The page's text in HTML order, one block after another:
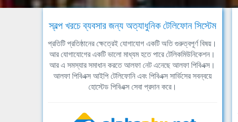
স্বল্প খরচে ব্যবসার জন্য অত্যাধুনিক টেলিফোন সিস্টেম
প্রতিটি প্রতিষ্ঠানের ক্ষেত্রেই যোগাযোগ একটি অতি গুরুত্বপূর্ণ বিষয়।
আর যোগাযোগের একটি ভালো মাধ্যম হতে পারে টেলিকমিউনিকেশন।
আর এ সমস্যার সমাধান করতে আলফা নেট এনেছে আলফা পিবিএক্স।
আলফা পিবিএক্স আইপি টেলিফোনি এবং পিবিএক্স সার্ভিসের সবন্বয়ে
হোস্টেড পিবিএক্স সেবা প্রদান করে।